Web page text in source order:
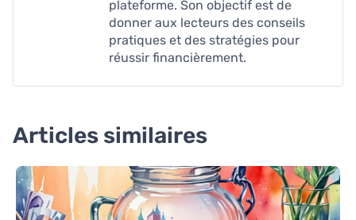
plateforme. Son objectif est de
donner aux lecteurs des conseils
pratiques et des stratégies pour
réussir financièrement.
Articles similaires